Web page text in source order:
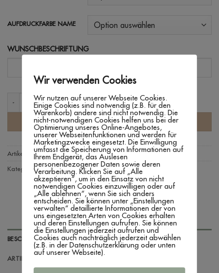
AUFDRUCKFARBE NAME
WUNSCHBESCHRIFTUNG
SHIRT 'TANTE' Menge
IN DEN WARENKORB
Artikelnummer:n. v.
Kategorien:Familie,Textilien
BESCHREIBUNG
ARTIKELINFORMATIONEN
Wir verwenden Cookies
Wir nutzen auf unserer Webseite Cookies.
Einige Cookies sind notwendig (z.B. für den
Warenkorb) andere sind nicht notwendig. Die
nicht-notwendigen Cookies helfen uns bei der
Optimierung unseres Online-Angebotes,
unserer Webseitenfunktionen und werden für
Marketingzwecke eingesetzt. Die Einwilligung
umfasst die Speicherung von Informationen auf
Ihrem Endgerät, das Auslesen
personenbezogener Daten sowie deren
Verarbeitung. Klicken Sie auf „Alle
akzeptieren“, um in den Einsatz von nicht
notwendigen Cookies einzuwilligen oder auf
„Alle ablehnen“, wenn Sie sich anders
entscheiden. Sie können unter „Einstellungen
verwalten“ detaillierte Informationen der von
uns eingesetzten Arten von Cookies erhalten
und deren Einstellungen aufrufen. Sie können
die Einstellungen jederzeit aufrufen und
Cookies auch nachträglich jederzeit abwählen
(z.B. in der Datenschutzerklärung oder unten
auf unserer Webseite).